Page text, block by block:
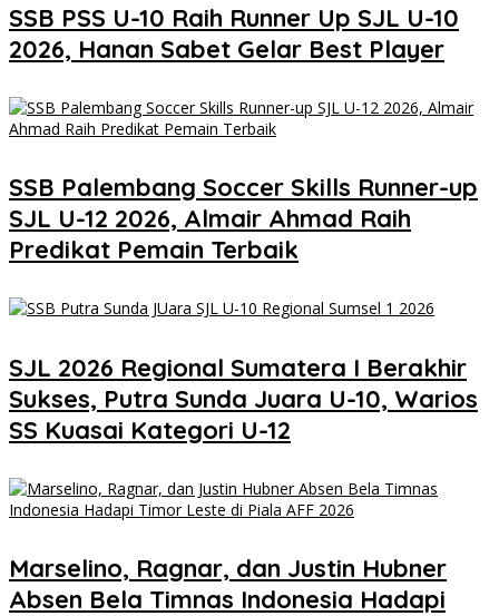
SSB PSS U-10 Raih Runner Up SJL U-10
2026, Hanan Sabet Gelar Best Player
SSB Palembang Soccer Skills Runner-up
SJL U-12 2026, Almair Ahmad Raih
Predikat Pemain Terbaik
SJL 2026 Regional Sumatera I Berakhir
Sukses, Putra Sunda Juara U-10, Warios
SS Kuasai Kategori U-12
Marselino, Ragnar, dan Justin Hubner
Absen Bela Timnas Indonesia Hadapi